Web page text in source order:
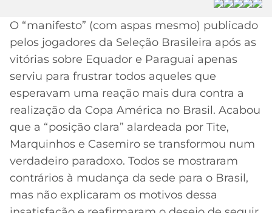
BETBOOM
CÓDIGO
DE
INDICAÇÃO
BET365
CÓDIGO
BETANO
MELHORES
APPS
DE
PALMEIRAS
CORINTHIANS
SÃO
PAULO
SANTOS
FLAMENGO
FLUMINENSE
SÉRIE
A
LIBERTADORES
COPA
DO
BRASIL
PREMIER
LEAGUE
ESPORTIVA
MERCADO
DA
BOLA
PALPITES
O “manifesto” (com aspas mesmo) publicado
pelos jogadores da Seleção Brasileira após as
vitórias sobre Equador e Paraguai apenas
serviu para frustrar todos aqueles que
esperavam uma reação mais dura contra a
realização da Copa América no Brasil. Acabou
que a “posição clara” alardeada por Tite,
Marquinhos e Casemiro se transformou num
verdadeiro paradoxo. Todos se mostraram
contrários à mudança da sede para o Brasil,
mas não explicaram os motivos dessa